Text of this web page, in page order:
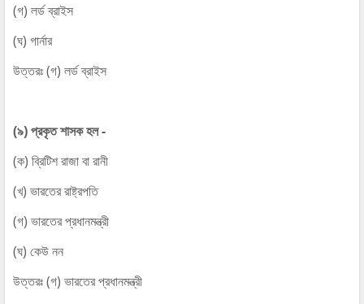
(গ) লর্ড ব্রাইস
(ঘ) গার্নার
উত্তরঃ (গ) লর্ড ব্রাইস
(৯) প্রকৃত শাসক হল -
(ক) ব্রিটিশ রাজা বা রানী
(খ) ভারতের রাষ্ট্রপতি
(গ) ভারতের প্রধানমন্ত্রী
(ঘ) কেউ নন
উত্তরঃ (গ) ভারতের প্রধানমন্ত্রী